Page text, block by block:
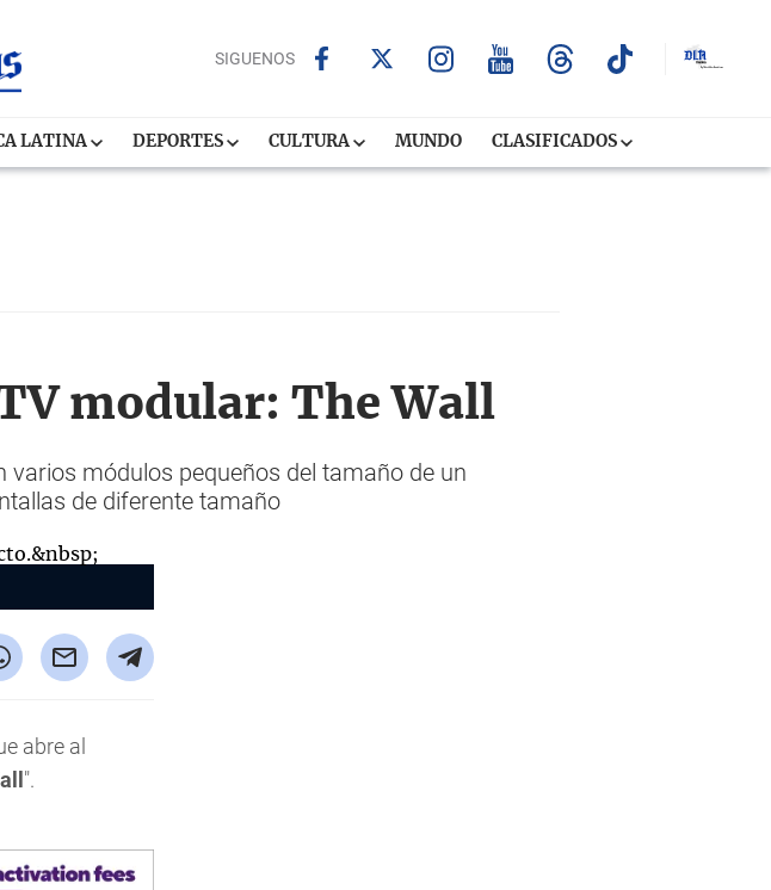
SIGUENOS
LATINA DEPORTES CULTURA MUNDO CLASIFICADOS
modular: The Wall
módulos pequeños del tamaño de un
de diferente tamaño
abre al
".